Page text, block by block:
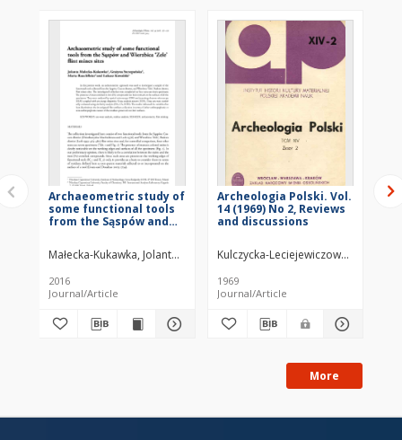
Archaeometric study of
some functional tools
from the Sąspów and
mines sites
Małecka-Kukawka, Jolanta (1955– ) Szczepańska, Grażyna
2016
Journal/Article
Archeologia Polski. Vol.
14 (1969) No 2, Reviews
and discussions
Kulczycka-Leciejewiczowa, Anna
1969
Journal/Article
More